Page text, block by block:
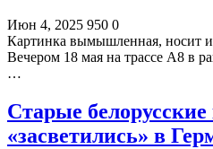
Июн 4, 2025 950 0
Картинка вымышленная, носит
Вечером 18 мая на трассе A8 в
…
Старые
«засветились» в